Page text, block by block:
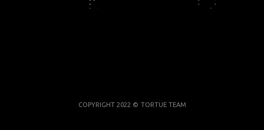
COPYRIGHT 2022 © TORTUE TEAM